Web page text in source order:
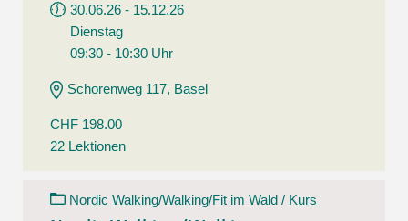
30.06.26 - 15.12.26
Dienstag
09:30 - 10:30 Uhr
Schorenweg 117, Basel
CHF 198.00
22 Lektionen
Nordic Walking/Walking/Fit im Wald / Kurs